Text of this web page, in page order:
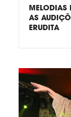
MELODIAS
AS
ERUDITA